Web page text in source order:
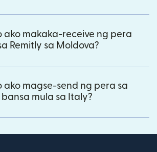
ako makaka-receive ng pera
Remitly sa Moldova?
ako magse-send ng pera sa
mula sa Italy?